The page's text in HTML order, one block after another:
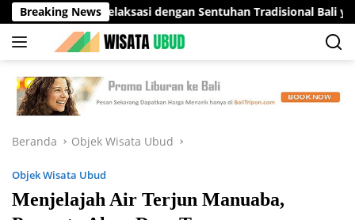
Langsung
ke
konten
Breaking News
Relaksasi dengan Sentuhan Tradisional Bali yang
Beranda Objek Wisata Ubud
Objek Wisata Ubud
Menjelajah Air Terjun Manuaba,